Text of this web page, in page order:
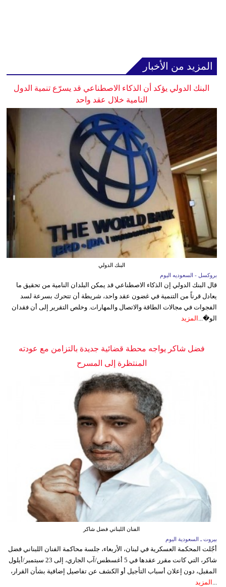
المزيد من الأخبار
البنك الدولي يؤكد أن الذكاء الاصطناعي قد يسرّع تنمية الدول
النامية خلال عقد واحد
البنك الدولي
بروكسل - السعوديه اليوم
قال البنك الدولي إن الذكاء الاصطناعي قد يمكن البلدان النامية من تحقيق ما
يعادل قرناً من التنمية في غضون عقد واحد، شريطة أن تتحرك بسرعة لسد
الفجوات في مجالات الطاقة والاتصال والمهارات. وخلص التقرير إلى أن فقدان
الو�... المزيد
فضل شاكر يواجه محطة قضائية جديدة بالتزامن مع عودته
المنتظرة إلى المسرح
الفنان اللبناني فضل شاكر
بيروت ـ السعودية اليوم
أجّلت المحكمة العسكرية في لبنان، الأربعاء، جلسة محاكمة الفنان اللبناني فضل
شاكر، التي كانت مقرر عقدها في 5 أغسطس/آب الجاري، إلى 23 سبتمبر/أيلول
المقبل، دون إعلان أسباب التأجيل أو الكشف عن تفاصيل إضافية بشأن القرار،
... المزيد